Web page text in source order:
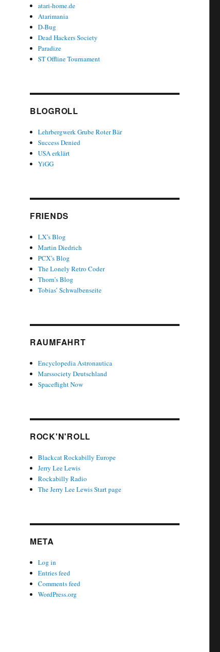
atari-home.de
Atarimania
D-Bug
Dead Hackers Society
Paradize
ST Offline Tournament
BLOGROLL
Lehrbergwerk Grube Roter Bär
Success Denied
USA erklärt
YiGG
FRIENDS
LX’s Blog
Martin Diedrich
PCX’s Blog
The Lonely Retro Coder
Thorn’s Blog
Tobias’ Schwalbenseite
RAUMFAHRT
Encyclopedia Astronautica
Marssociety Deutschland
Spaceflight Now
ROCK'N'ROLL
Blackcat Rockabilly Europe
Jerry Lee Lewis
Rockabilly Radio
The Jerry Lee Lewis Start page
META
Log in
Entries feed
Comments feed
WordPress.org